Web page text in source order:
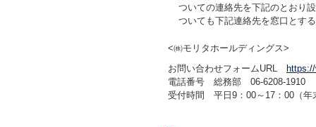
ついての連絡先を下記のとおり
ついても下記連絡先を窓口とす
<㈱モリタホールディングス>
お問い合わせフォームURL
電話番号 総務部 06-6208-1910
受付時間 平日9：00～17：00（年